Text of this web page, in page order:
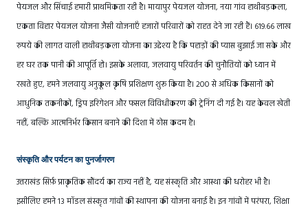
पेयजल और सिंचाई हमारी प्राथमिकता रही है। मायापुर पेयजल योजना, नया गांव हाथीबड़कला,
एकता विहार पेयजल योजना जैसी योजनाएँ हजारों परिवारों को राहत देने जा रही हैं। 619.66 लाख
रुपये की लागत वाली हाथीबड़कला योजना का उद्देश्य है कि पहाड़ों की प्यास बुझाई जा सके और
हर घर तक पानी की आपूर्ति हो। इसके अलावा, जलवायु परिवर्तन की चुनौतियों को ध्यान में
रखते हुए, हमने जलवायु अनुकूल कृषि प्रशिक्षण शुरू किया है। 200 से अधिक किसानों को
आधुनिक तकनीकों, ड्रिप इरिगेशन और फसल विविधीकरण की ट्रेनिंग दी गई है। यह केवल खेती
नहीं, बल्कि आत्मनिर्भर किसान बनाने की दिशा में ठोस कदम है।
संस्कृति और पर्यटन का पुनर्जागरण
उत्तराखंड सिर्फ़ प्राकृतिक सौंदर्य का राज्य नहीं है, यह संस्कृति और आस्था की धरोहर भी है।
इसीलिए हमने 13 मॉडल संस्कृत गांवों की स्थापना की योजना बनाई है। इन गांवों में परंपरा, शिक्षा